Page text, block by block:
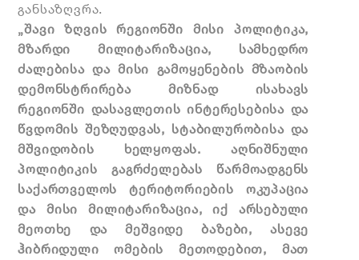
განსაზღვრა.
„შავი ზღვის რეგიონში მისი პოლიტიკა,
მზარდი მილიტარიზაცია, სამხედრო
ძალებისა და მისი გამოყენების მზაობის
დემონსტრირება მიზნად ისახავს
რეგიონში დასავლეთის ინტერესებისა და
წვდომის შეზღუდვას, სტაბილურობისა და
მშვიდობის ხელყოფას. აღნიშნული
პოლიტიკის გაგრძელებას წარმოადგენს
საქართველოს ტერიტორიების ოკუპაცია
და მისი მილიტარიზაცია, იქ არსებული
მეოთხე და მეშვიდე ბაზები, ასევე
ჰიბრიდული ომების მეთოდებით, მათ